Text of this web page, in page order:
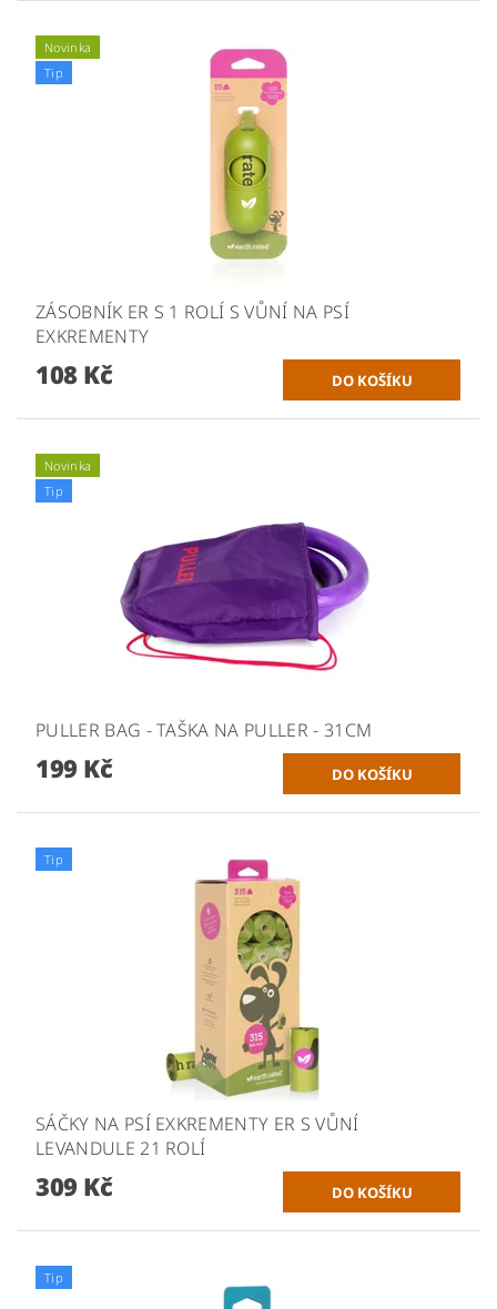
Novinka
Tip
ZÁSOBNÍK ER S 1 ROLÍ S VŮNÍ NA PSÍ
EXKREMENTY
108 Kč
Novinka
Tip
PULLER BAG - TAŠKA NA PULLER - 31CM
199 Kč
Tip
SÁČKY NA PSÍ EXKREMENTY ER S VŮNÍ
LEVANDULE 21 ROLÍ
309 Kč
Tip